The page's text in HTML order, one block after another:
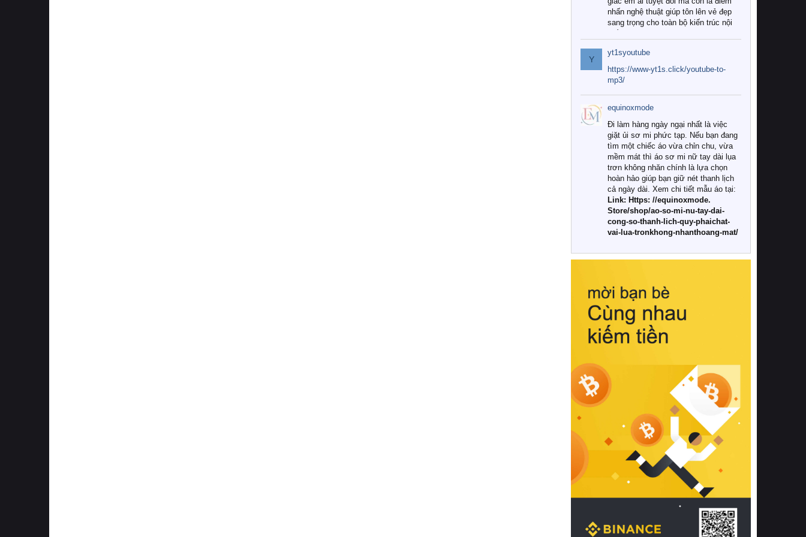
nhấn nghệ thuật giúp tôn lên vẻ đẹp
sang trọng cho toàn bộ kiến trúc nội
Tuy nhiên, giữa thị trường đa dạng
với vô vàn thương hiệu và mẫu mã
như hiện nay, làm thế nào để chọn
được những bộ chăn ga gối đệm cao
cấp thực sự chất lượng, phù hợp với
khí hậu và nhu cầu sử dụng của gia
đình? Hãy cùng chúng tôi đi tìm lời
giải đáp chi tiết qua bài viết dưới đây.
1. Tại sao các gia đình hiện đại lại ưa
chuộng chăn ga gối đệm cao cấp?
Khác với các dòng sản phẩm thông
thường, những bộ chăn ga gối đệm
cao cấp trải qua quy trình sản xuất
nghiêm ngặt từ khâu chọn lọc nguyên
liệu tự nhiên đến công nghệ dệt
nhuộm hiện đại không chứa hóa chất
này, bạn sẽ cảm nhận rõ rệt sự khác
hồi chuẩn xác của phần đệm nâng đỡ
cột sống.
Bên cạnh đó, việc lựa chọn các dòng
sản phẩm đạt chuẩn chất lượng quốc
tế còn giúp ngăn ngừa tình trạng kích
khuẩn và nấm mốc trong điều kiện
thời tiết nóng ẩm. Bạn có thể tìm hiểu
thêm các nghiên cứu khoa học về tác
động của giấc ngủ và môi trường
phòng ngủ đối với sức khỏe con
người tại Sleep Foundation (External
Link) để có cái nhìn toàn diện hơn.
2. Các tiêu chí vàng khi lựa chọn
chăn ga gối đệm cao cấp cho phòng
ngủ
Để sở hữu một bộ chăn ga gối đệm
cao cấp hoàn hảo cả về thẩm mỹ lẫn
công năng, người tiêu dùng cần cân
nhắc kỹ lưỡng các tiêu chí quan trọng
Y
yt1syoutube
https://www-yt1s.click/youtube-to-
mp3/
equinoxmode
Đi làm hàng ngày ngại nhất là việc
giặt ủi sơ mi phức tạp. Nếu bạn đang
tìm một chiếc áo vừa chỉn chu, vừa
mềm mát thì áo sơ mi nữ tay dài lụa
trơn không nhăn chính là lựa chọn
hoàn hảo giúp bạn giữ nét thanh lịch
cả ngày dài. Xem chi tiết mẫu áo tại:
Link: Https: //equinoxmode.
Store/shop/ao-so-mi-nu-tay-dai-
cong-so-thanh-lich-quy-phaichat-
vai-lua-tronkhong-nhanthoang-mat/